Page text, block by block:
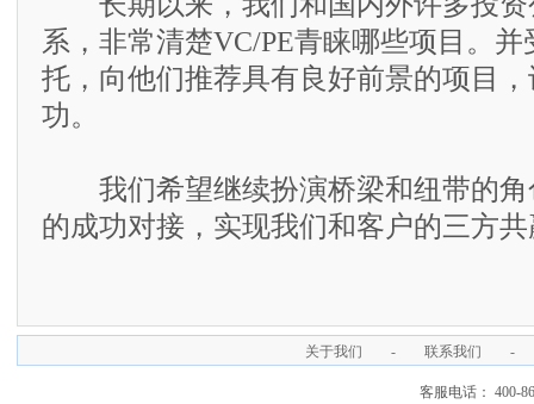
系，非常清楚VC/PE青睐哪些项目。
托，向他们推荐具有良好前景的项目
功。
我们希望继续扮演桥梁和纽带的角
的成功对接，实现我们和客户的三方
关于我们 - 联系我们 -
客服电话： 400-